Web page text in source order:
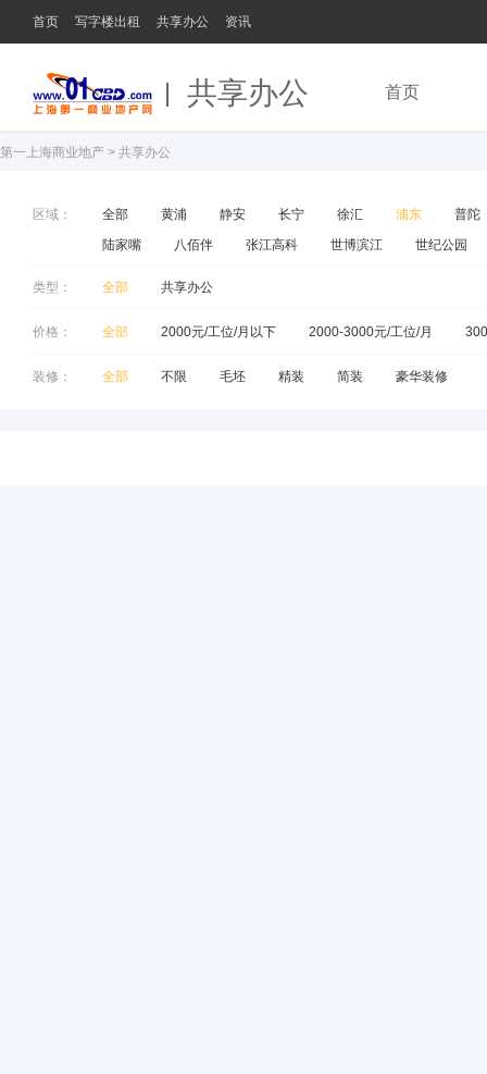
首页 写字楼出租 共享办公 资讯
共享办公 首页
第一上海商业地产 > 共享办公
区域： 全部 黄浦 静安 长宁 徐汇 浦东
普陀
陆家嘴
八佰伴 张江高科 世博滨江 世纪公园
类型： 全部 共享办公
价格： 全部 2000元/工位/月以下 2000-3000元/工位/月
装修： 全部 不限 毛坯 精装 简装 豪华装修